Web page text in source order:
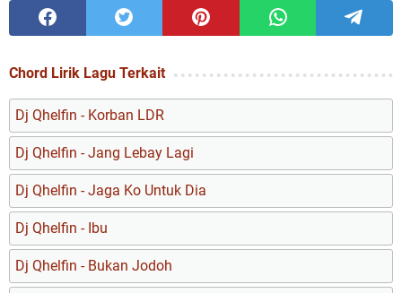
Chord Lirik Lagu Terkait
Dj Qhelfin - Korban LDR
Dj Qhelfin - Jang Lebay Lagi
Dj Qhelfin - Jaga Ko Untuk Dia
Dj Qhelfin - Ibu
Dj Qhelfin - Bukan Jodoh